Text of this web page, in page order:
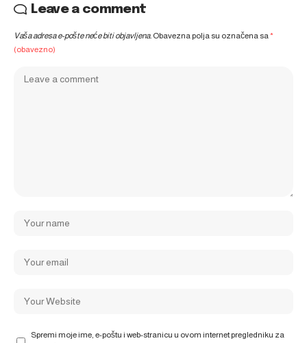
Leave a comment
Vaša adresa e-pošte neće biti objavljena. Obavezna polja su označena sa*
(obavezno)
Spremi moje ime, e-poštu i web-stranicu u ovom internet pregledniku za